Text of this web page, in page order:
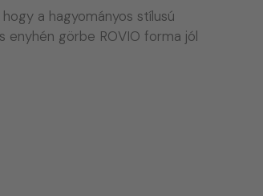
a hagyományos stílusú
enyhén görbe ROVIO forma jól